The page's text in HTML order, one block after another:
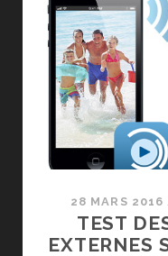
28 MARS 2016
TEST
EXTERNES